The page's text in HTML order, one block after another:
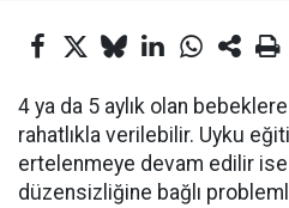
4 ya da 5 aylık olan
rahatlıkla verilebilir. Uyku
ertelenmeye devam edilir
düzensizliğine bağlı